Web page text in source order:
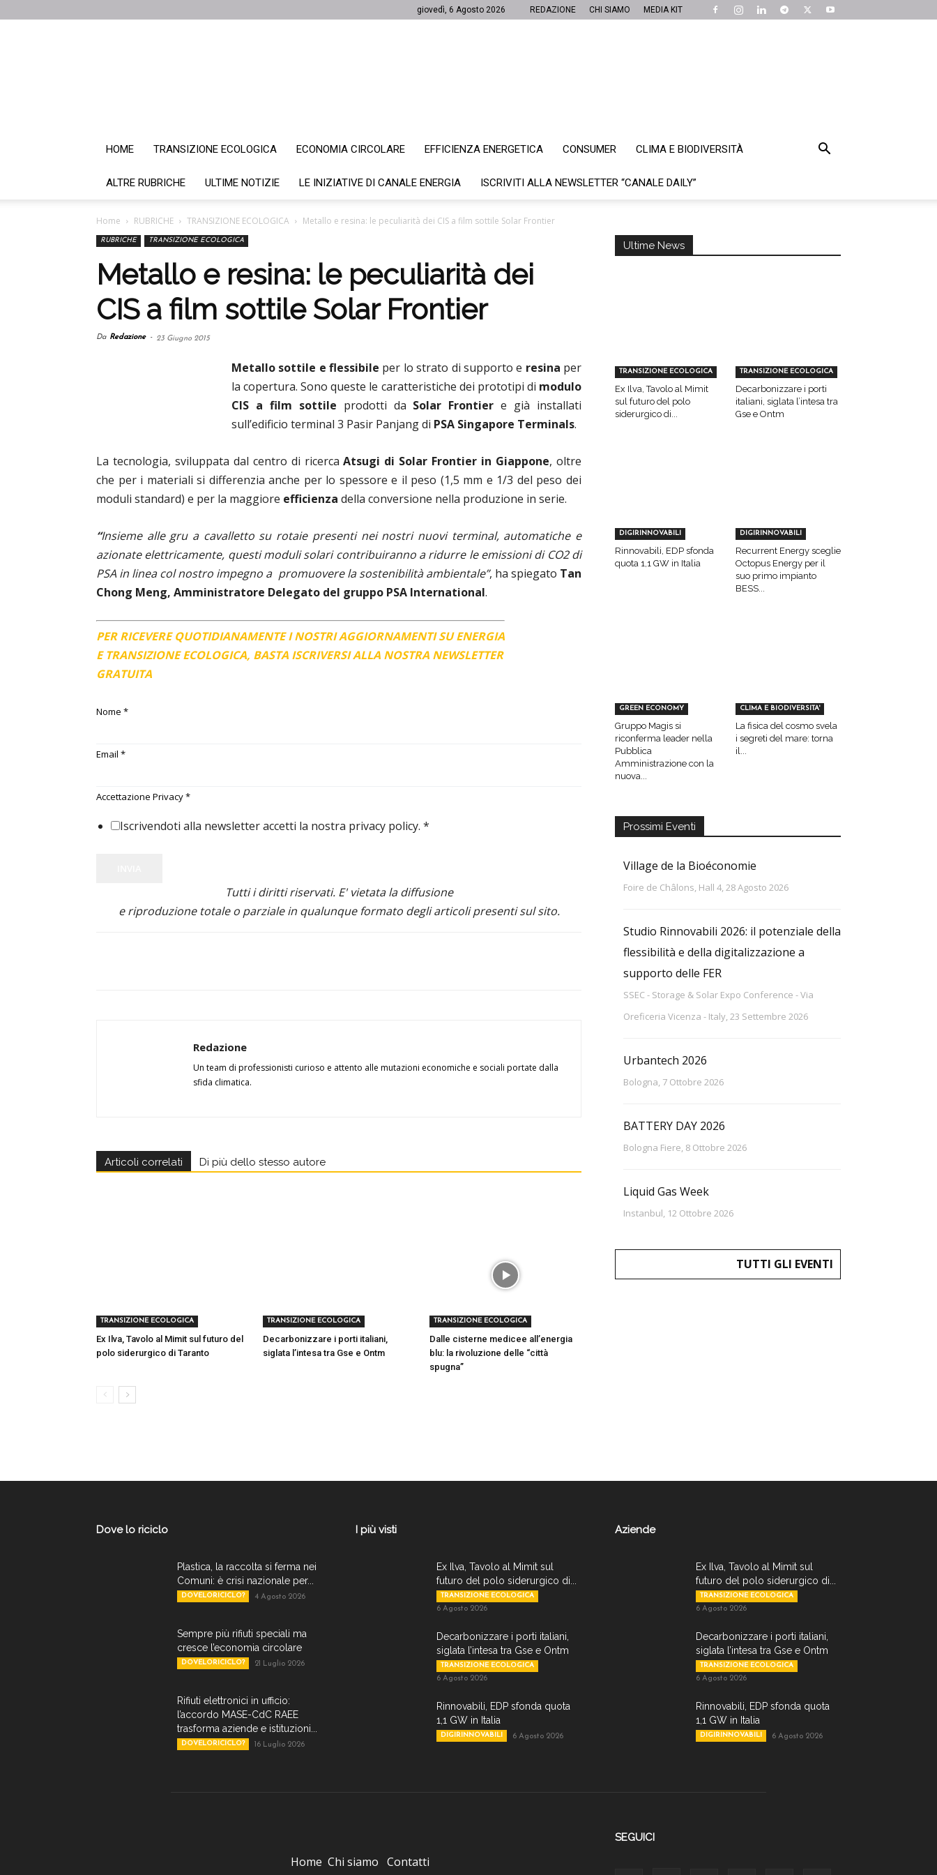
giovedì, 6 Agosto 2026 REDAZIONE CHI SIAMO MEDIA KIT
HOME TRANSIZIONE ECOLOGICA ECONOMIA CIRCOLARE EFFICIENZA ENERGETICA CONSUMER CLIMA E BIODIVERSITÀ
ALTRE RUBRICHE ULTIME NOTIZIE LE INIZIATIVE DI CANALE ENERGIA ISCRIVITI ALLA NEWSLETTER “CANALE DAILY”
Home RUBRICHE TRANSIZIONE ECOLOGICA Metallo e resina: le peculiarità dei CIS a film sottile Solar Frontier
RUBRICHE TRANSIZIONE ECOLOGICA
Metallo e resina: le peculiarità dei
CIS a film sottile Solar Frontier
Da Redazione - 23 Giugno 2015
Metallo sottile e flessibile per lo strato di supporto e resina per
la copertura. Sono queste le caratteristiche dei prototipi di modulo
CIS a film sottile prodotti da Solar Frontier e già installati
sull’edificio terminal 3 Pasir Panjang di PSA Singapore Terminals.
La tecnologia, sviluppata dal centro di ricercaAtsugi di Solar Frontier in Giappone, oltre
che per i materiali si differenzia anche per lo spessore e il peso (1,5 mm e 1/3 del peso dei
moduli standard) e per la maggiore efficienza della conversione nella produzione in serie.
“Insieme alle gru a cavalletto su rotaie presenti nei nostri nuovi terminal, automatiche e
azionate elettricamente, questi moduli solari contribuiranno a ridurre le emissioni di CO2 di
PSA in linea col nostro impegno a promuovere la sostenibilità ambientale”, ha spiegato Tan
Chong Meng, Amministratore Delegato del gruppo PSA International.
PER RICEVERE QUOTIDIANAMENTE I NOSTRI AGGIORNAMENTI SU ENERGIA
E TRANSIZIONE ECOLOGICA, BASTA ISCRIVERSI ALLA NOSTRA NEWSLETTER
GRATUITA
Nome *
Email *
Accettazione Privacy*
Iscrivendoti alla newsletter accetti la nostra privacy policy. *
Tutti i diritti riservati. E' vietata la diffusione
e riproduzione totale o parziale in qualunque formato degli articoli presenti sul sito.
Redazione
Un team di professionisti curioso e attento alle mutazioni economiche e sociali portate dalla
sfida climatica.
Articoli correlati Di più dello stesso autore
TRANSIZIONE ECOLOGICA
Ex Ilva, Tavolo al Mimit sul futuro del
polo siderurgico di Taranto
TRANSIZIONE ECOLOGICA
Decarbonizzare i porti italiani,
siglata l’intesa tra Gse e Ontm
TRANSIZIONE ECOLOGICA
Dalle cisterne medicee all’energia
blu: la rivoluzione delle “città
spugna”
Ultime News
TRANSIZIONE ECOLOGICA
Ex Ilva, Tavolo al Mimit
sul futuro del polo
siderurgico di...
TRANSIZIONE ECOLOGICA
Decarbonizzare i porti
italiani, siglata l’intesa tra
Gse e Ontm
DIGIRINNOVABILI
Rinnovabili, EDP sfonda
quota 1,1 GW in Italia
DIGIRINNOVABILI
Recurrent Energy sceglie
Octopus Energy per il
suo primo impianto
BESS...
GREEN ECONOMY
Gruppo Magis si
riconferma leader nella
Pubblica
Amministrazione con la
nuova...
CLIMA E BIODIVERSITA'
La fisica del cosmo svela
i segreti del mare: torna
il...
Prossimi Eventi
Village de la Bioéconomie
Foire de Châlons, Hall 4, 28 Agosto 2026
Studio Rinnovabili 2026: il potenziale della
flessibilità e della digitalizzazione a
supporto delle FER
SSEC - Storage & Solar Expo Conference - Via
Oreficeria Vicenza - Italy, 23 Settembre 2026
Urbantech 2026
Bologna, 7 Ottobre 2026
BATTERY DAY 2026
Bologna Fiere, 8 Ottobre 2026
Liquid Gas Week
Instanbul, 12 Ottobre 2026
TUTTI GLI EVENTI
Dove lo riciclo
Plastica, la raccolta si ferma nei
Comuni: è crisi nazionale per...
DOVELORICICLO? 4 Agosto 2026
Sempre più rifiuti speciali ma
cresce l’economia circolare
DOVELORICICLO? 21 Luglio 2026
Rifiuti elettronici in ufficio:
l’accordo MASE-CdC RAEE
trasforma aziende e istituzioni...
DOVELORICICLO? 16 Luglio 2026
I più visti
Ex Ilva, Tavolo al Mimit sul
futuro del polo siderurgico di...
TRANSIZIONE ECOLOGICA
6 Agosto 2026
Decarbonizzare i porti italiani,
siglata l’intesa tra Gse e Ontm
TRANSIZIONE ECOLOGICA
6 Agosto 2026
Rinnovabili, EDP sfonda quota
1,1 GW in Italia
DIGIRINNOVABILI 6 Agosto 2026
Aziende
Ex Ilva, Tavolo al Mimit sul
futuro del polo siderurgico di...
TRANSIZIONE ECOLOGICA
6 Agosto 2026
Decarbonizzare i porti italiani,
siglata l’intesa tra Gse e Ontm
TRANSIZIONE ECOLOGICA
6 Agosto 2026
Rinnovabili, EDP sfonda quota
1,1 GW in Italia
DIGIRINNOVABILI 6 Agosto 2026
Home Chi siamo Contatti
SEGUICI